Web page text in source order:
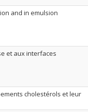
and in emulsion
et aux interfaces
cholestérols et leur